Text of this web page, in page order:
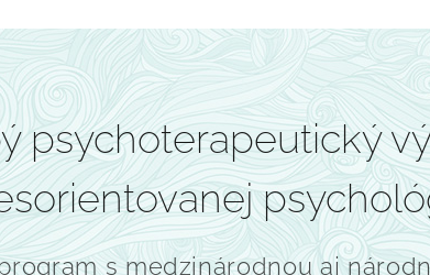
psychoterapeutický
s medzinárodnou aj